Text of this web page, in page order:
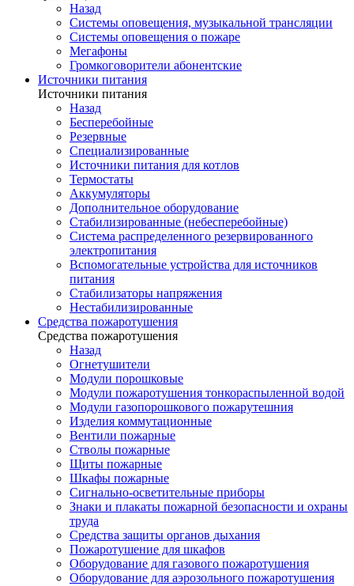
Назад
Системы оповещения, музыкальной трансляции
Системы оповещения о пожаре
Мегафоны
Громкоговорители абонентские
Источники питания
Источники питания
Назад
Бесперебойные
Резервные
Специализированные
Источники питания для котлов
Термостаты
Аккумуляторы
Дополнительное оборудование
Стабилизированные (небесперебойные)
Система распределенного резервированного
электропитания
Вспомогательные устройства для источников
питания
Стабилизаторы напряжения
Нестабилизированные
Средства пожаротушения
Средства пожаротушения
Назад
Огнетушители
Модули порошковые
Модули пожаротушения тонкораспыленной водой
Модули газопорошкового пожарутешния
Изделия коммутационные
Вентили пожарные
Стволы пожарные
Щиты пожарные
Шкафы пожарные
Сигнально-осветительные приборы
Знаки и плакаты пожарной безопасности и охраны
труда
Средства защиты органов дыхания
Пожаротушение для шкафов
Оборудование для газового пожаротушения
Оборудование для аэрозольного пожаротушения